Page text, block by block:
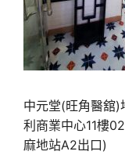
中元堂(旺角醫舘)
利商業中心11樓
麻地站A2出口)